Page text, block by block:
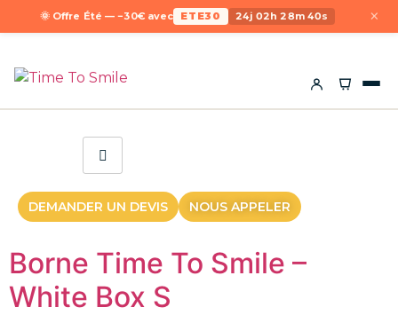
🌞 Offre Été — −30€ avec ETE30 24j 02h 28m 40s ×
DEMANDER UN DEVIS NOUS APPELER
Borne Time To Smile –
White Box S